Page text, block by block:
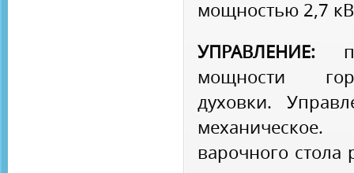
мощностью 2,7
УПРАВЛЕНИЕ:
мощности
духовки.
варочного